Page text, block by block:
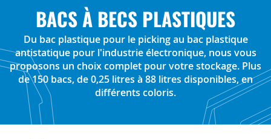
BACS À BECS PLASTIQUES
Du bac plastique pour le picking au bac plastique
antistatique pour l'industrie électronique, nous vous
proposons un choix complet pour votre stockage. Plus
de 150 bacs, de 0,25 litres à 88 litres disponibles, en
différents coloris.